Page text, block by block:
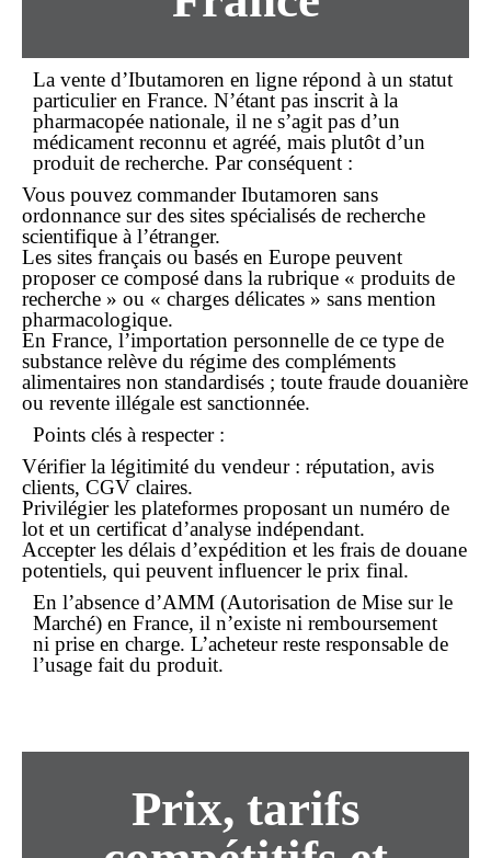
La vente d’Ibutamoren en ligne répond à un statut
particulier en France. N’étant pas inscrit à la
pharmacopée nationale, il ne s’agit pas d’un
médicament reconnu et agréé, mais plutôt d’un
produit de recherche. Par conséquent :
Vous pouvez commanderIbutamoren sans
ordonnance sur des sites spécialisés de recherche
scientifique à l’étranger.
Les sites français ou basés en Europe peuvent
proposer ce composé dans la rubrique « produits de
recherche » ou « charges délicates » sans mention
pharmacologique.
En France, l’importation personnelle de ce type de
substance relève du régime des compléments
alimentaires non standardisés ; toute fraude douanière
ou revente illégale est sanctionnée.
Points clés à respecter :
Vérifier la légitimité du vendeur : réputation, avis
clients, CGV claires.
Privilégier les plateformes proposant un numéro de
lot et un certificat d’analyse indépendant.
Accepter les délais d’expédition et les frais de douane
potentiels, qui peuvent influencer le prix final.
En l’absence d’AMM (Autorisation de Mise sur le
Marché) en France, il n’existe ni remboursement
ni prise en charge. L’acheteur reste responsable de
l’usage fait du produit.
Prix, tarifs